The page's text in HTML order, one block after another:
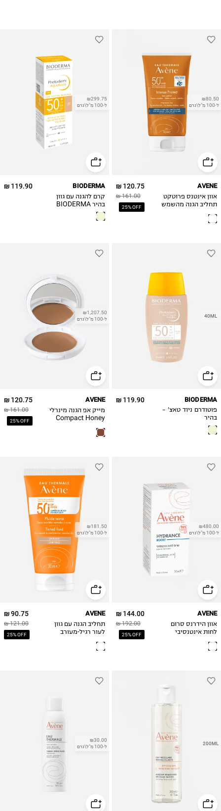
₪80.50
ל-100 מ"ל\גרם
120.75 ₪
161.00 ₪
25% OFF
AVENE
אוון אינטנס פרוטקט
תחליב הגנה מהשמש
INTENSE
₪299.75
ל-100 מ"ל\גרם
119.90 ₪ BIODERMA
קרם להגנה עם גוון
בהיר BIODERMA
PHOTODERM
AQUAu00a0
40ML
119.90 ₪ BIODERMA
פוטודרם ניוד טאצ' -
בהיר
₪1,207.50
ל-100 מ"ל\גרם
120.75 ₪
161.00 ₪
25% OFF
AVENE
מייק אפ הגנה מינרלי
Compact Honey
₪480.00
ל-100 מ"ל\גרם
144.00 ₪
192.00 ₪
25% OFF
AVENE
אוון הידרנס סרום
לחות אינטנסיבי
BOOST - Hydrating
₪181.50
ל-100 מ"ל\גרם
90.75 ₪
121.00 ₪
25% OFF
AVENE
תחליב הגנה עם גוון
לעור רגיל-מעורב
200ML
₪30.00
ל-100 מ"ל\גרם